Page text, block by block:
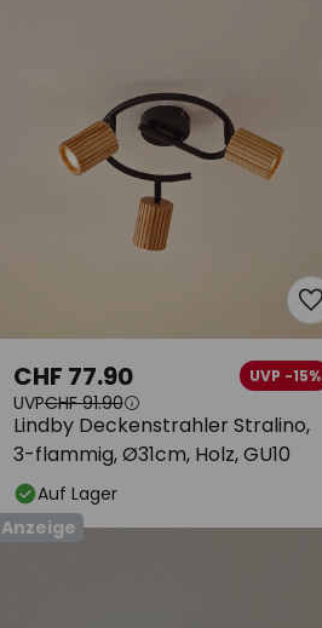
Lindby Deckenstrahler Stralino,
3-flammig, Ø31cm, Holz, GU10
CHF 77.90 UVP -15%
UVPCHF 91.90
Auf Lager
Anzeige